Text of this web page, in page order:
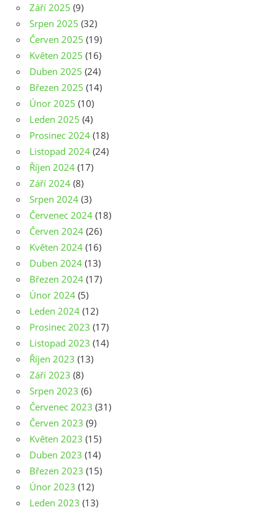
Září 2025 (9)
Srpen 2025 (32)
Červen 2025 (19)
Květen 2025 (16)
Duben 2025 (24)
Březen 2025 (14)
Únor 2025 (10)
Leden 2025 (4)
Prosinec 2024 (18)
Listopad 2024 (24)
Říjen 2024 (17)
Září 2024 (8)
Srpen 2024 (3)
Červenec 2024 (18)
Červen 2024 (26)
Květen 2024 (16)
Duben 2024 (13)
Březen 2024 (17)
Únor 2024 (5)
Leden 2024 (12)
Prosinec 2023 (17)
Listopad 2023 (14)
Říjen 2023 (13)
Září 2023 (8)
Srpen 2023 (6)
Červenec 2023 (31)
Červen 2023 (9)
Květen 2023 (15)
Duben 2023 (14)
Březen 2023 (15)
Únor 2023 (12)
Leden 2023 (13)